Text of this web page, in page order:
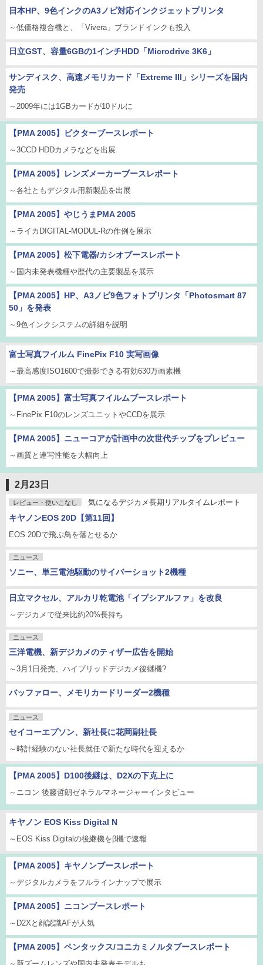
日本HP、9色インクのA3ノビ対応インクジェットプリンタ
～低価格複合機と、「Vivera」ブランドインクも投入
日立GST、容量6GBの1インチHDD「Microdrive 3K6」
サンディスク、高速メモリカード「Extreme III」シリーズを国内
発売
～2009年には1GBカードが10ドルに
【PMA 2005】ビクターブースレポート
～3CCD HDDカメラなどを出展
【PMA 2005】レンズメーカーブースレポート
～各社ともデジタル用新製品を出展
【PMA 2005】やじうまPMA 2005
～ライカDIGITAL-MODUL-Rの作例を展示
【PMA 2005】松下電器/カシオブースレポート
～国内未発表機種や歴代の主要製品を展示
【PMA 2005】HP、A3ノビ9色フォトプリンタ「Photosmart 87
50」を発表
～9色インクシステムの詳細を説明
富士写真フイルム FinePix F10 実写画像
～最高感度ISO1600で撮影できる有効630万画素機
【PMA 2005】富士写真フイルムブースレポート
～FinePix F10のレンズユニットやCCDを展示
【PMA 2005】ニューコアが計画中の次世代チップをプレビュー
～画質と連写性能を大幅向上
2月23日
レビュー・使いこなし 気になるデジカメ長期リアルタイムレポート
キヤノンEOS 20D【第11回】
EOS 20Dで飛ぶ鳥を落とせるか
ニュース
ソニー、単三電池駆動のサイバーショット2機種
日立マクセル、アルカリ乾電池「イプシアルファ」を改良
～デジカメで従来比約20%長持ち
ニュース
三洋電機、新デジカメのティザー広告を開始
～3月1日発売、ハイブリッドデジカメ後継機?
バッファロー、メモリカードリーダー2機種
ニュース
セイコーエプソン、新社長に花岡副社長
～時計経験のない社長就任で新たな時代を迎えるか
【PMA 2005】D100後継は、D2Xの下克上に
～ニコン 後藤哲朗ゼネラルマネージャーインタビュー
キヤノン EOS Kiss Digital N
～EOS Kiss Digitalの後継機をβ機で速報
【PMA 2005】キヤノンブースレポート
～デジタルカメラをフルラインナップで展示
【PMA 2005】ニコンブースレポート
～D2Xと顔認識AFが人気
【PMA 2005】ペンタックス/コニカミノルタブースレポート